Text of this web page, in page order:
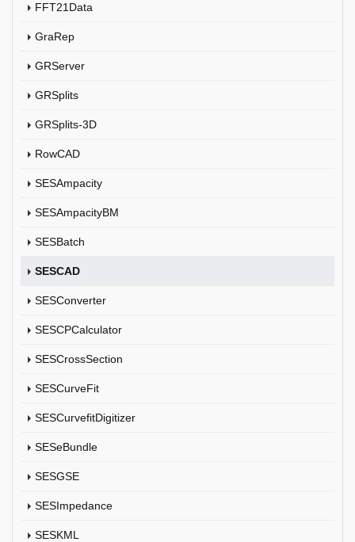
FFT21Data
GraRep
GRServer
GRSplits
GRSplits-3D
RowCAD
SESAmpacity
SESAmpacityBM
SESBatch
SESCAD
SESConverter
SESCPCalculator
SESCrossSection
SESCurveFit
SESCurvefitDigitizer
SESeBundle
SESGSE
SESImpedance
SESKML